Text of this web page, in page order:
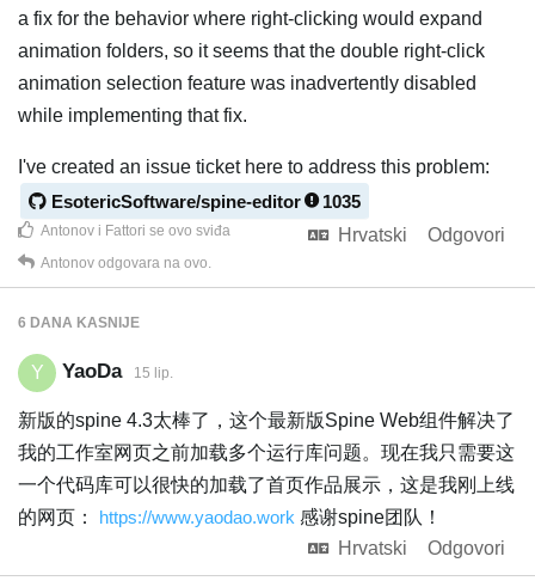
a fix for the behavior where right-clicking would expand
animation folders, so it seems that the double right-click
animation selection feature was inadvertently disabled
while implementing that fix.
I've created an issue ticket here to address this problem:
EsotericSoftware/spine-editor
1035
Hrvatski
Odgovori
Antonov i Fattori se ovo sviđa
Antonov odgovara na ovo.
6 DANA KASNIJE
Y YaoDa 15 lip.
新版的spine 4.3太棒了，这个最新版Spine Web组件解决了
我的工作室网页之前加载多个运行库问题。现在我只需要这
一个代码库可以很快的加载了首页作品展示，这是我刚上线
的网页： https://www.yaodao.work 感谢spine团队！
Hrvatski
Odgovori